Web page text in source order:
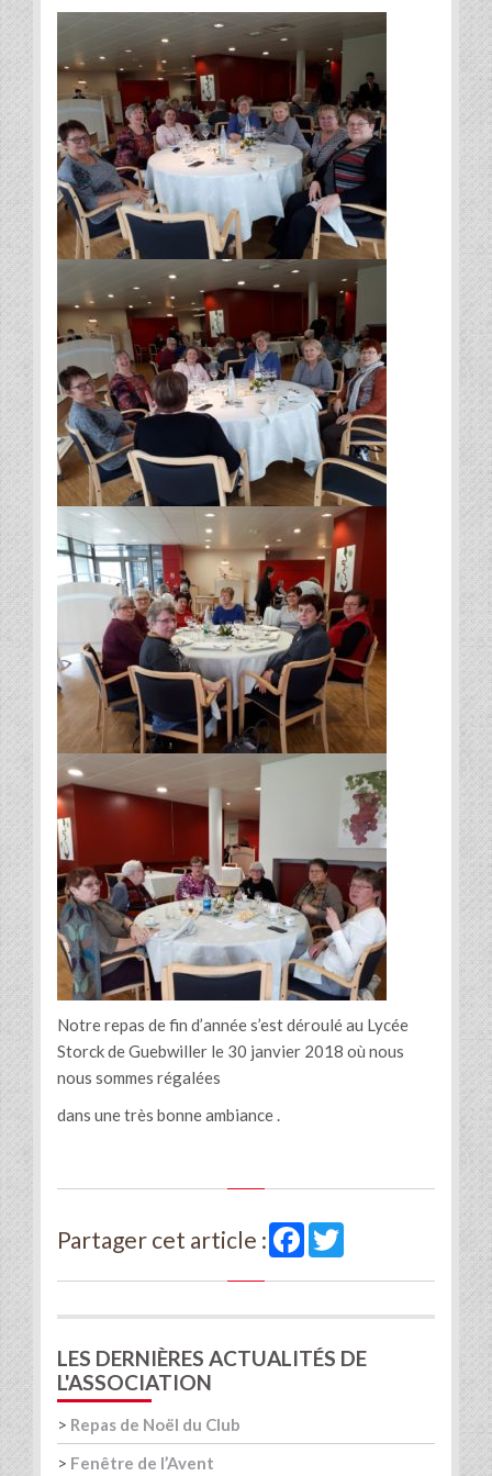
Notre repas de fin d’année s’est déroulé au Lycée
Storck de Guebwiller le 30 janvier 2018 où nous
nous sommes régalées
dans une très bonne ambiance .
Partager cet article : Facebook
LES DERNIÈRES ACTUALITÉS DE
L'ASSOCIATION
> Repas de Noël du Club
> Fenêtre de l’Avent